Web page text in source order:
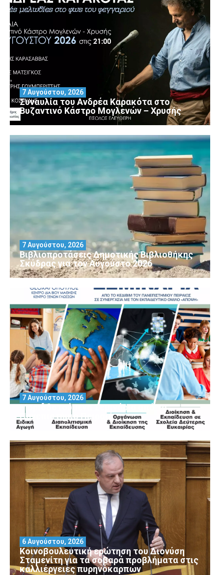
Συναυλία του Ανδρέα Καρακότα στο
Βυζαντινό Κάστρο Μογλενών – Χρυσής
7 Αυγούστου, 2026
Βιβλιοπροτάσεις Δημοτικής Βιβλιοθήκης
Σκύδρας για τον Αύγούστο 2026
7 Αυγούστου, 2026
Μοριοδοτούμενα Σεμινάρια από το
Πανεπιστήμιο Πειραιά
7 Αυγούστου, 2026
Κοινοβουλευτική ερώτηση του Διονύση
Σταμενίτη για τα σοβαρά προβλήματα στις
καλλιέργειες πυρηνόκαρπων
6 Αυγούστου, 2026